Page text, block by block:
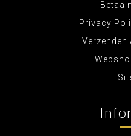
Privacy
Verzenden